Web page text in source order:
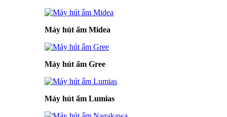
Máy hút ẩm Midea
Máy hút ẩm Gree
Máy hút ẩm Lumias